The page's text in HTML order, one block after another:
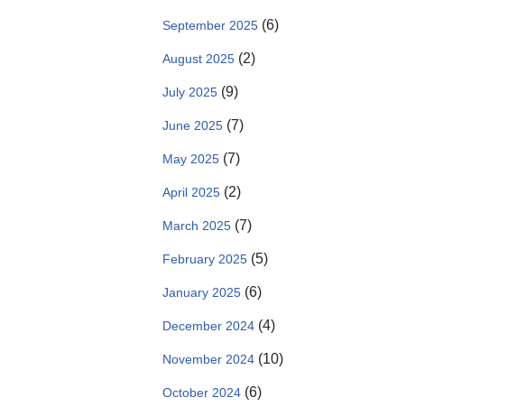
September 2025 (6)
August 2025 (2)
July 2025 (9)
June 2025 (7)
May 2025 (7)
April 2025 (2)
March 2025 (7)
February 2025 (5)
January 2025 (6)
December 2024 (4)
November 2024 (10)
October 2024 (6)